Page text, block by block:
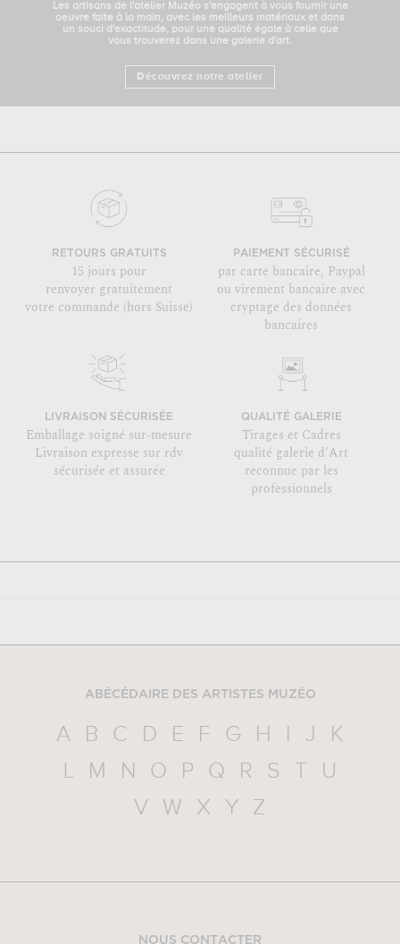
Les artisans de l'atelier Muzéo s'engagent à vous fournir une
oeuvre faite à la main, avec les meilleurs matériaux et dans
un souci d'exactitude, pour une qualité égale à celle que
vous trouverez dans une galerie d'art.
Découvrez notre atelier
RETOURS GRATUITS
15 jours pour
renvoyer gratuitement
votre commande (hors Suisse)
PAIEMENT SÉCURISÉ
par carte bancaire, Paypal
ou virement bancaire avec
cryptage des données
bancaires
LIVRAISON SÉCURISÉE
Emballage soigné sur-mesure
Livraison expresse sur rdv
sécurisée et assurée
QUALITÉ GALERIE
Tirages et Cadres
qualité galerie d'Art
reconnue par les
professionnels
ABÉCÉDAIRE DES ARTISTES MUZÉO
A B C D E F G H I J
K
L
M N O P Q R S T
U
V
W X Y Z
NOUS CONTACTER